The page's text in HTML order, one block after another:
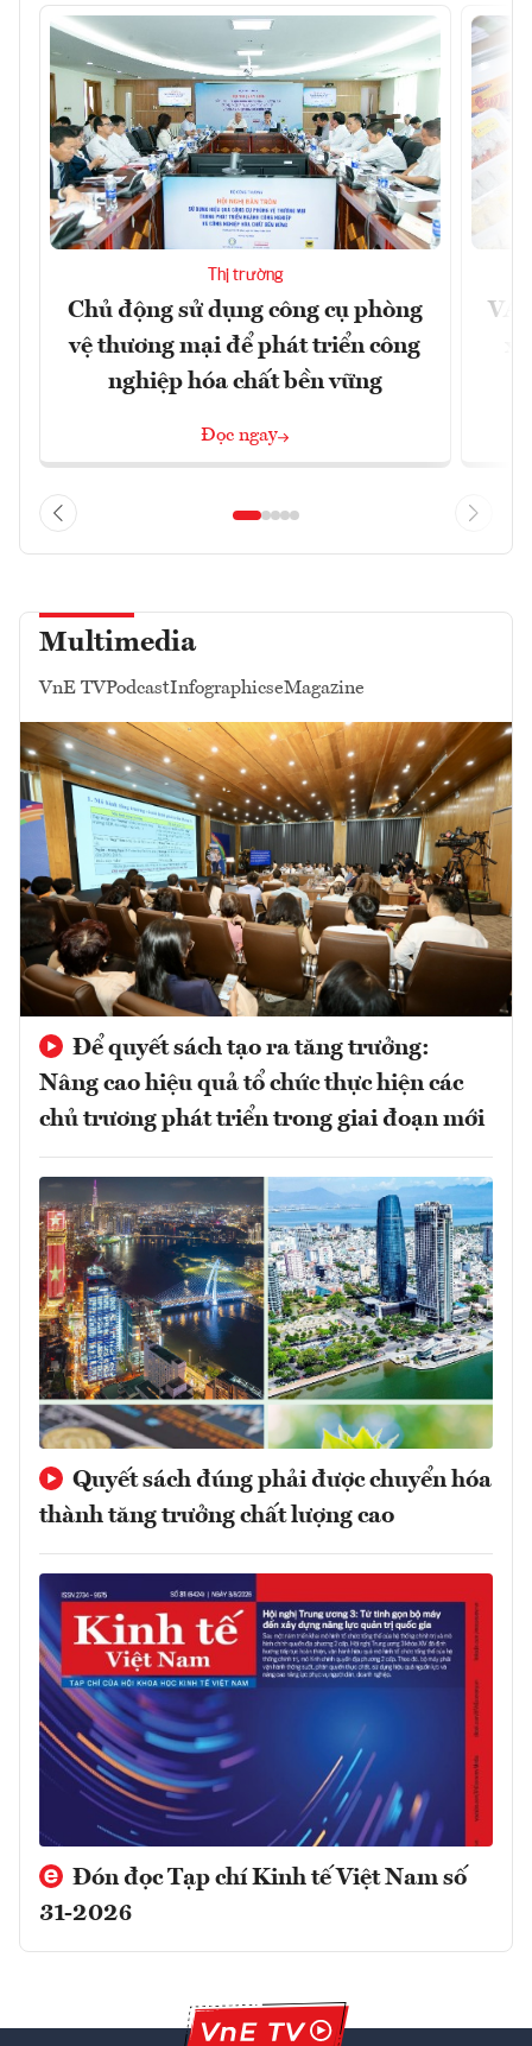
Thị trường
Chủ động sử dụng công cụ phòng
vệ thương mại để phát triển công
nghiệp hóa chất bền vững
Đọc ngay
Multimedia
VnE TVPodcastInfographicseMagazine
Để quyết sách tạo ra tăng trưởng:
Nâng cao hiệu quả tổ chức thực hiện các
chủ trương phát triển trong giai đoạn mới
Quyết sách đúng phải được chuyển hóa
thành tăng trưởng chất lượng cao
Đón đọc Tạp chí Kinh tế Việt Nam số
31-2026